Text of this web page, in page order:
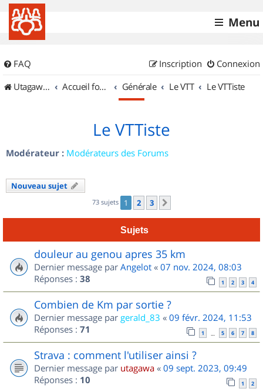
Menu
FAQ Connexion
Inscription
UtagawaVTT (Randos VTT et VTTAE avec traces GPS)
Accueil forum Générale Le VTT Le VTTiste
Le VTTiste
Modérateur : Modérateurs des Forums
Nouveau sujet
73 sujets 1 2 3
Sujets
douleur au genou apres 35 km
Dernier message par Angelot « 07 nov. 2024, 08:03
Réponses : 38 1 2 3 4
Combien de Km par sortie ?
Dernier message par gerald_83 « 09 févr. 2024, 11:53
Réponses : 71 1 … 5 6 7 8
Strava : comment l'utiliser ainsi ?
Dernier message par utagawa « 09 sept. 2023, 09:49
Réponses : 10 1 2